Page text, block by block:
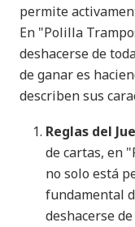
permite
En "Polilla
deshacerse de
de ganar es
describen sus
Reglas del
de cartas, en
no solo está
fundamental
deshacerse